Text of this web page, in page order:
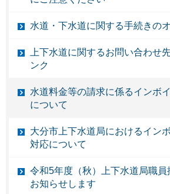
水道・下水道に関する手続きの
上下水道に関するお問い合わせ
ンク
水道料金等の請求に係るインボ
について
大分市上下水道局におけるイン
対応について
令和5年度（秋）上下水道局職員
お知らせします